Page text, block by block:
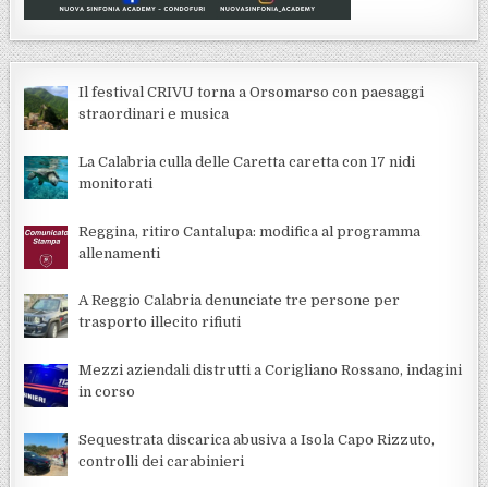
Il festival CRIVU torna a Orsomarso con paesaggi
straordinari e musica
La Calabria culla delle Caretta caretta con 17 nidi
monitorati
Reggina, ritiro Cantalupa: modifica al programma
allenamenti
A Reggio Calabria denunciate tre persone per
trasporto illecito rifiuti
Mezzi aziendali distrutti a Corigliano Rossano, indagini
in corso
Sequestrata discarica abusiva a Isola Capo Rizzuto,
controlli dei carabinieri